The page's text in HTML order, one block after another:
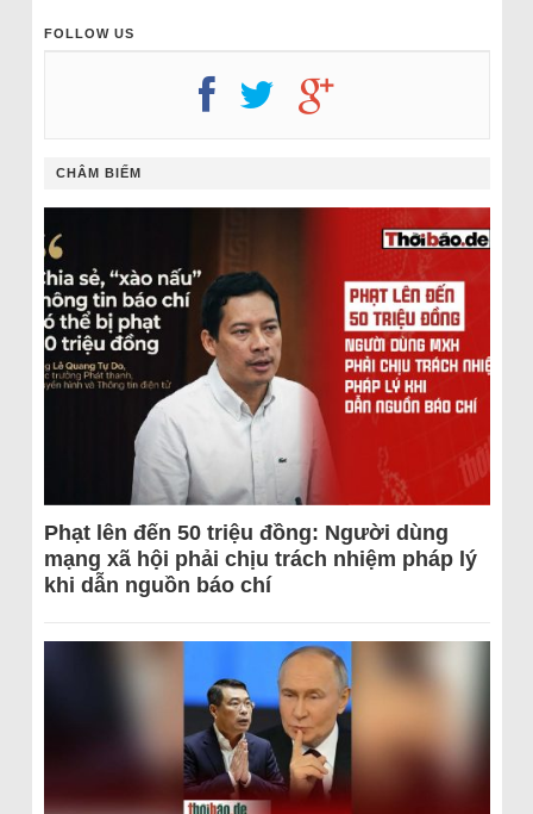
FOLLOW US
CHÂM BIẾM
Phạt lên đến 50 triệu đồng: Người dùng
mạng xã hội phải chịu trách nhiệm pháp lý
khi dẫn nguồn báo chí